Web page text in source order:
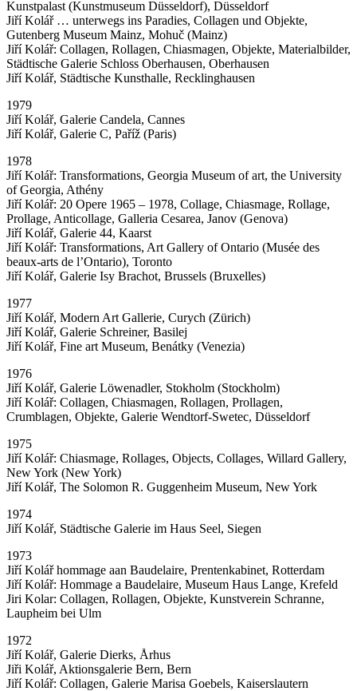
Kunstpalast (Kunstmuseum Düsseldorf), Düsseldorf
Jiří Kolář … unterwegs ins Paradies, Collagen und Objekte,
Gutenberg Museum Mainz, Mohuč (Mainz)
Jiří Kolář: Collagen, Rollagen, Chiasmagen, Objekte, Materialbilder,
Städtische Galerie Schloss Oberhausen, Oberhausen
Jiří Kolář, Städtische Kunsthalle, Recklinghausen
1979
Jiří Kolář, Galerie Candela, Cannes
Jiří Kolář, Galerie C, Paříž (Paris)
1978
Jiří Kolář: Transformations, Georgia Museum of art, the University
of Georgia, Athény
Jiří Kolář: 20 Opere 1965 – 1978, Collage, Chiasmage, Rollage,
Prollage, Anticollage, Galleria Cesarea, Janov (Genova)
Jiří Kolář, Galerie 44, Kaarst
Jiří Kolář: Transformations, Art Gallery of Ontario (Musée des
beaux-arts de l’Ontario), Toronto
Jiří Kolář, Galerie Isy Brachot, Brussels (Bruxelles)
1977
Jiří Kolář, Modern Art Gallerie, Curych (Zürich)
Jiří Kolář, Galerie Schreiner, Basilej
Jiří Kolář, Fine art Museum, Benátky (Venezia)
1976
Jiří Kolář, Galerie Löwenadler, Stokholm (Stockholm)
Jiří Kolář: Collagen, Chiasmagen, Rollagen, Prollagen,
Crumblagen, Objekte, Galerie Wendtorf-Swetec, Düsseldorf
1975
Jiří Kolář: Chiasmage, Rollages, Objects, Collages, Willard Gallery,
New York (New York)
Jiří Kolář, The Solomon R. Guggenheim Museum, New York
1974
Jiří Kolář, Städtische Galerie im Haus Seel, Siegen
1973
Jiří Kolář hommage aan Baudelaire, Prentenkabinet, Rotterdam
Jiří Kolář: Hommage a Baudelaire, Museum Haus Lange, Krefeld
Jiri Kolar: Collagen, Rollagen, Objekte, Kunstverein Schranne,
Laupheim bei Ulm
1972
Jiří Kolář, Galerie Dierks, Århus
Jiři Kolář, Aktionsgalerie Bern, Bern
Jiří Kolář: Collagen, Galerie Marisa Goebels, Kaiserslautern